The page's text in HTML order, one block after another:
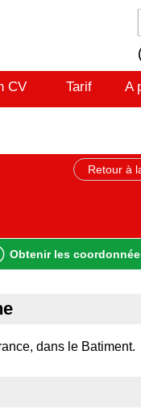
CV Tarif A
Retour à
Obtenir les
dans le Batiment.